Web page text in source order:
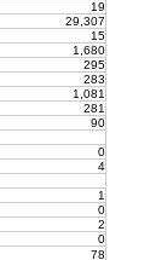
19
29,307
15
1,680
295
283
1,081
281
90
0
4
1
0
2
0
78